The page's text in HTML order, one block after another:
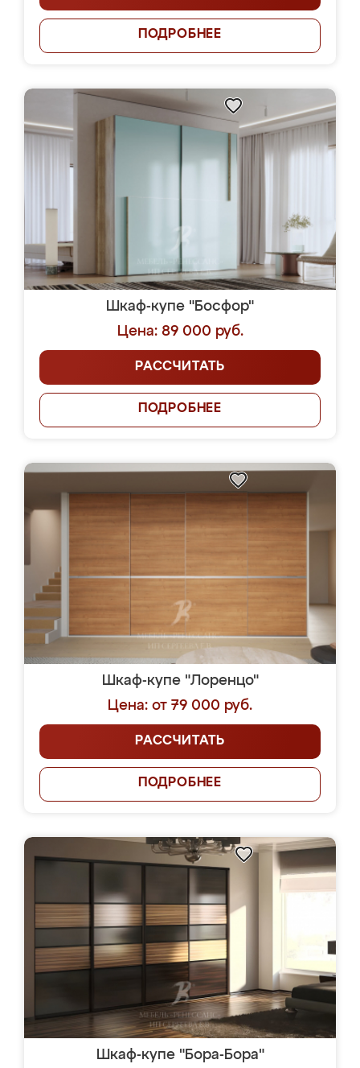
ПОДРОБНЕЕ
Шкаф-купе "Босфор"
Цена: 89 000 руб.
РАССЧИТАТЬ
ПОДРОБНЕЕ
Шкаф-купе "Лоренцо"
Цена: от 79 000 руб.
РАССЧИТАТЬ
ПОДРОБНЕЕ
Шкаф-купе "Бора-Бора"